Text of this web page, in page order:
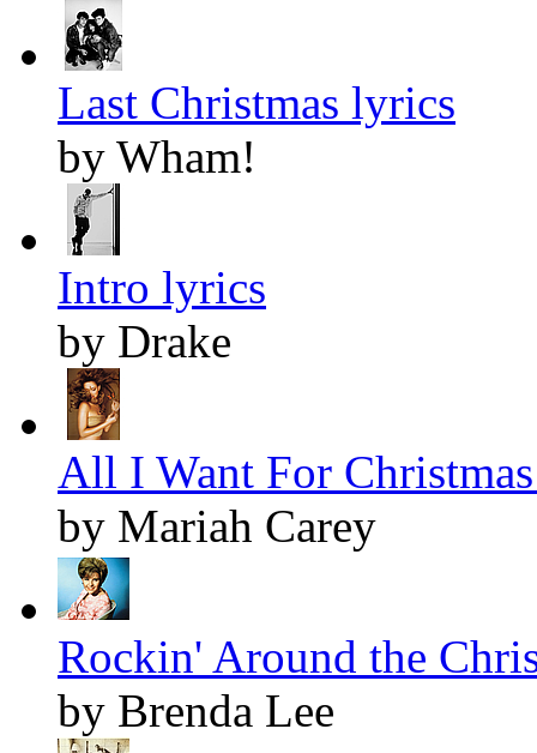
Last Christmas lyrics
by Wham!
Intro lyrics
by Drake
All I Want For
by Mariah Carey
Rockin' Around the
by Brenda Lee